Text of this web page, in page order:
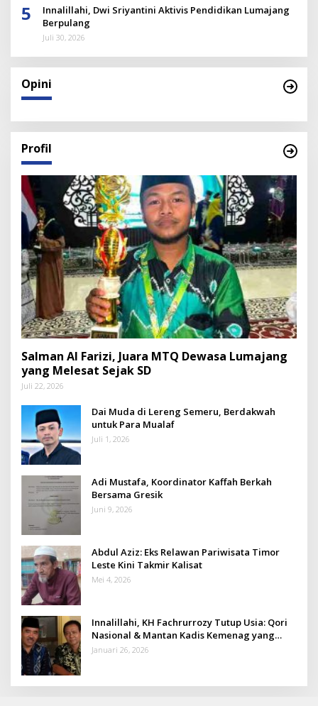
5
Innalillahi, Dwi Sriyantini Aktivis Pendidikan Lumajang
Berpulang
Juli 30, 2026
Opini
Profil
Salman Al Farizi, Juara MTQ Dewasa Lumajang
yang Melesat Sejak SD
Juli 22, 2026
Dai Muda di Lereng Semeru, Berdakwah
untuk Para Mualaf
Juli 1, 2026
Adi Mustafa, Koordinator Kaffah Berkah
Bersama Gresik
Juni 9, 2026
Abdul Aziz: Eks Relawan Pariwisata Timor
Leste Kini Takmir Kalisat
Mei 4, 2026
Innalillahi, KH Fachrurrozy Tutup Usia: Qori
Nasional & Mantan Kadis Kemenag yang
Penuh Teladan
Januari 26, 2026